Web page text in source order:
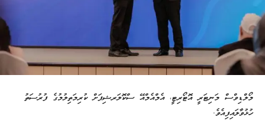
މޯލްޑިވްސް މަނިޓަރީ އޮޓޯރިޓީ، އެމްއެމްއޭ ސްކޮލަރޝިޕަށް ކުރިމަތިލުމުގެ ފުރުސަތު
ހުޅުވާލައިފިއެވެ.